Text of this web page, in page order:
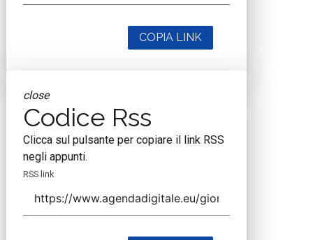
COPIA LINK
close
Codice Rss
Clicca sul pulsante per copiare il link RSS
negli appunti.
RSS link